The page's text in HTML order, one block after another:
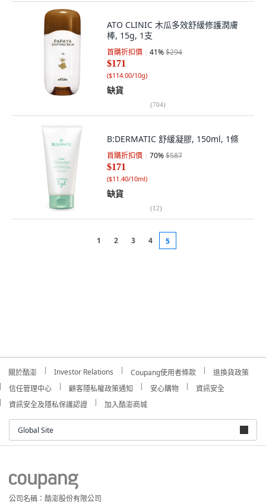
ATO CLINIC 木瓜多效舒緩修護潤膚
棒, 15g, 1支
首購折扣價 41%$294
$171
($114.00/10g)
缺貨
(704)
B:DERMATIC 舒緩凝膠, 150ml, 1條
首購折扣價 70%$587
$171
($11.40/10ml)
缺貨
(12)
1 2 3 4 5
關於酷澎 Investor Relations Coupang使用者條款
退換貨政策
信任管理中心
顧客隱私權政策通知 安心購物
資訊安全
資訊安全及隱私保護認證
加入酷澎商城
Global Site
公司名稱：酷澎股份有限公司